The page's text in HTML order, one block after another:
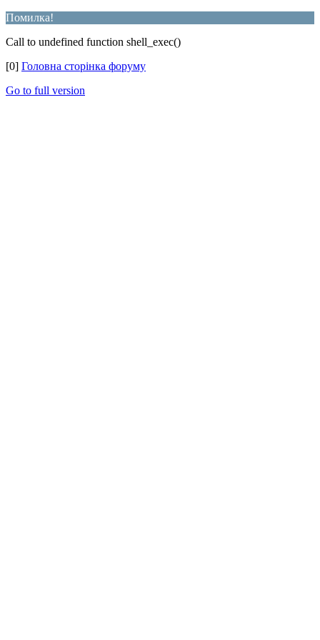
Помилка!
Call to undefined function shell_exec()
[0] Головна сторінка форуму
Go to full version